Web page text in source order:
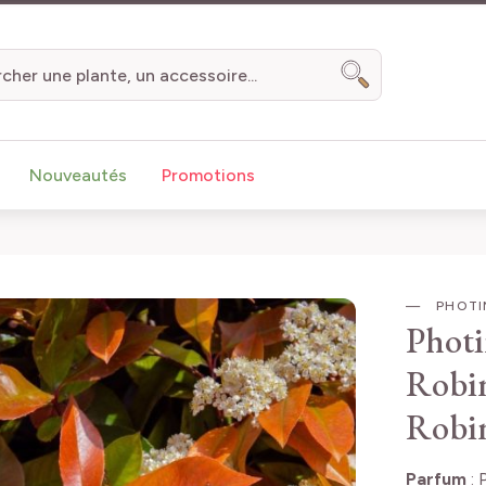
Nouveautés Promotions
Chercher
Parfum: